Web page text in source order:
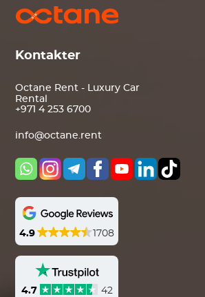
Kontakter
Octane Rent - Luxury Car
Rental
+971 4 253 6700
info@octane.rent
4.9 1708
4.7 42